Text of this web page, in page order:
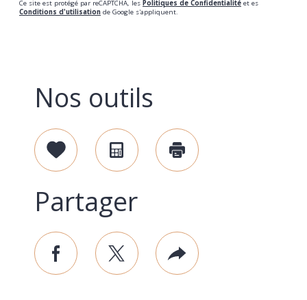
Ce site est protégé par reCAPTCHA, les Politiques de Confidentialité et es
Conditions d'utilisation de Google s'appliquent.
Nos outils
SélectionnerCalculatriceImprimer
Partager
facebooktwitterPlus
de